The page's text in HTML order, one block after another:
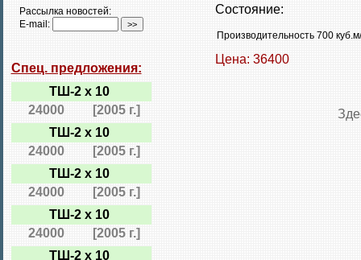
Рассылка новостей:
E-mail:
Спец. предложения:
ТШ-2 х 10
24000
[2005 г.]
ТШ-2 х 10
24000
[2005 г.]
ТШ-2 х 10
24000
[2005 г.]
ТШ-2 х 10
24000
[2005 г.]
ТШ-2 х 10
Состояние:
Производительность 700
Цена: 36400